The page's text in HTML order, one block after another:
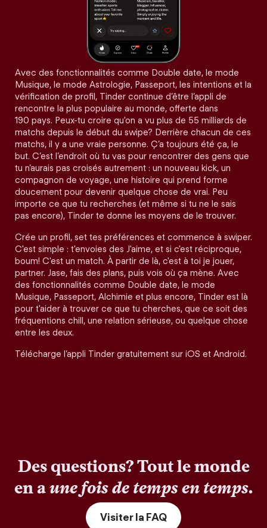
Avec des fonctionnalités comme Double date, le mode
Musique, le mode Astrologie, Passeport, les intentions et la
vérification de profil, Tinder continue d’être l’appli de
rencontre la plus populaire au monde, offerte dans
190 pays. Peux-tu croire qu'on a vu plus de 55 milliards de
matchs depuis le début du swipe? Derrière chacun de ces
matchs, il y a une vraie personne. Ç’a toujours été ça, le
but. C’est l’endroit où tu vas pour rencontrer des gens que
tu n’aurais pas croisés autrement : un nouveau kick, un
compagnon de voyage, une histoire qui prend forme
doucement pour devenir quelque chose de vrai. Peu
importe ce que tu recherches (et même si tu ne le sais
pas encore), Tinder te donne les moyens de le trouver.
Crée un profil, set tes préférences et commence à swiper.
C'est simple : t'envoies des J'aime, et si c'est réciproque,
boum! C'est un match. À partir de là, c'est à toi je jouer,
partner. Jase, fais des plans, puis vois où ça mène. Avec
des fonctionnalités comme Double date, le mode
Musique, Passeport, Alchimie et plus encore, Tinder est là
pour t'aider à trouver ce que tu cherches, que ce soit des
fréquentions chill, une relation sérieuse, ou quelque chose
entre les deux.
Télécharge l’appli Tinder gratuitement sur iOS et Android.
Des questions? Tout le monde
en aune fois de temps en temps.
Visiter la FAQ